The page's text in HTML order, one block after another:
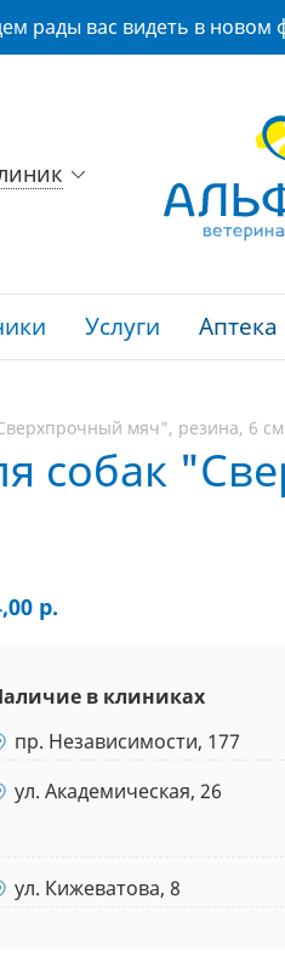
рады вас видеть в новом
Услуги Аптека
мяч", резина, 6
собак
р.
в клиниках
пр. Независимости, 177
ул. Академическая, 26
ул. Кижеватова, 8